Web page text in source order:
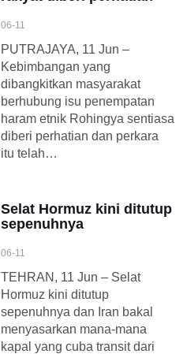
06-11
PUTRAJAYA, 11 Jun –
Kebimbangan yang
dibangkitkan masyarakat
berhubung isu penempatan
haram etnik Rohingya sentiasa
diberi perhatian dan perkara
itu telah…
Selat Hormuz kini ditutup
sepenuhnya
06-11
TEHRAN, 11 Jun – Selat
Hormuz kini ditutup
sepenuhnya dan Iran bakal
menyasarkan mana-mana
kapal yang cuba transit dari